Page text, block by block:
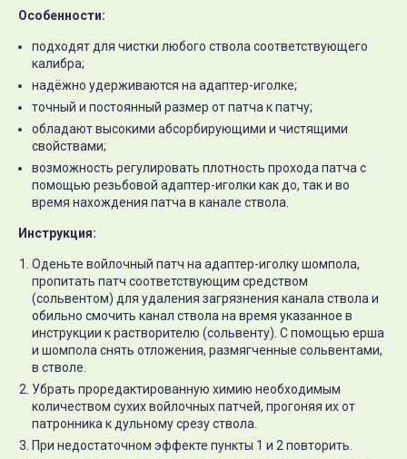
Особенности:
подходят для чистки любого ствола соответствующего
калибра;
надёжно удерживаются на адаптер-иголке;
точный и постоянный размер от патча к патчу;
обладают высокими абсорбирующими и чистящими
свойствами;
возможность регулировать плотность прохода патча с
помощью резьбовой адаптер-иголки как до, так и во
время нахождения патча в канале ствола.
Инструкция:
Оденьте войлочный патч на адаптер-иголку шомпола,
пропитать патч соответствующим средством
(сольвентом) для удаления загрязнения канала ствола и
обильно смочить канал ствола на время указанное в
инструкции к растворителю (сольвенту). С помощью ерша
и шомпола снять отложения, размягченные сольвентами,
в стволе.
Убрать проредактированную химию необходимым
количеством сухих войлочных патчей, прогоняя их от
патронника к дульному срезу ствола.
При недостаточном эффекте пункты 1 и 2 повторить.